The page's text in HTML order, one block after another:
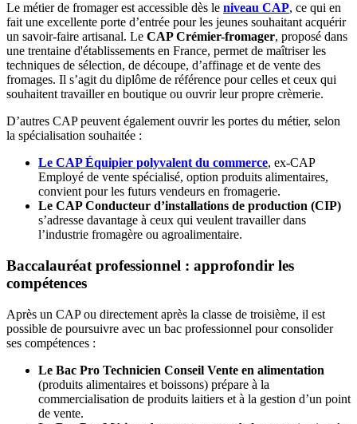
Le métier de fromager est accessible dès le niveau CAP, ce qui en
fait une excellente porte d’entrée pour les jeunes souhaitant acquérir
un savoir-faire artisanal. Le CAP Crémier-fromager, proposé dans
une trentaine d'établissements en France, permet de maîtriser les
techniques de sélection, de découpe, d’affinage et de vente des
fromages. Il s’agit du diplôme de référence pour celles et ceux qui
souhaitent travailler en boutique ou ouvrir leur propre crèmerie.
D’autres CAP peuvent également ouvrir les portes du métier, selon
la spécialisation souhaitée :
Le CAP Équipier polyvalent du commerce, ex-CAP
Employé de vente spécialisé, option produits alimentaires,
convient pour les futurs vendeurs en fromagerie.
Le CAP Conducteur d’installations de production (CIP)
s’adresse davantage à ceux qui veulent travailler dans
l’industrie fromagère ou agroalimentaire.
Baccalauréat professionnel : approfondir les
compétences
Après un CAP ou directement après la classe de troisième, il est
possible de poursuivre avec un bac professionnel pour consolider
ses compétences :
Le Bac Pro Technicien Conseil Vente en alimentation
(produits alimentaires et boissons) prépare à la
commercialisation de produits laitiers et à la gestion d’un point
de vente.